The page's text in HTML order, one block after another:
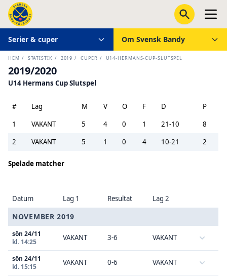
Serier & cuper Om Svensk Bandy
HEM / STATISTIK / 2019 / CUPER / U14-HERMANS-CUP-SLUTSPEL
2019/2020
U14 Hermans Cup Slutspel
# Lag M V O F D
P
1
VAKANT 5 4 0 1 21-10
8
2
VAKANT 5 1 0 4 10-21 2
Spelade matcher
Datum Lag 1 Resultat Lag 2
NOVEMBER 2019
sön 24/11
kl. 14:25
VAKANT 3-6 VAKANT
sön 24/11
kl. 15:15
VAKANT 0-6 VAKANT